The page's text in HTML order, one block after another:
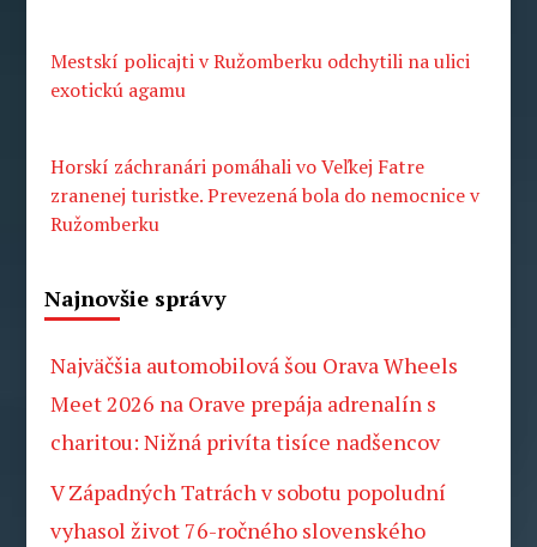
Mestskí policajti v Ružomberku odchytili na ulici
exotickú agamu
Horskí záchranári pomáhali vo Veľkej Fatre
zranenej turistke. Prevezená bola do nemocnice v
Ružomberku
Najnovšie správy
Najväčšia automobilová šou Orava Wheels
Meet 2026 na Orave prepája adrenalín s
charitou: Nižná privíta tisíce nadšencov
V Západných Tatrách v sobotu popoludní
vyhasol život 76-ročného slovenského